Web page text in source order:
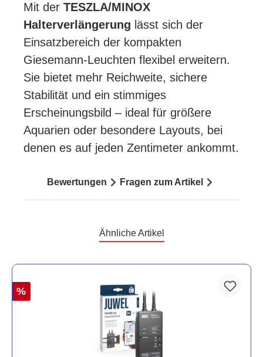
Mit der TESZLA/MINOX
Halterverlängerung lässt sich der
Einsatzbereich der kompakten
Giesemann-Leuchten flexibel erweitern.
Sie bietet mehr Reichweite, sichere
Stabilität und ein stimmiges
Erscheinungsbild – ideal für größere
Aquarien oder besondere Layouts, bei
denen es auf jeden Zentimeter ankommt.
Bewertungen Fragen zum Artikel
Ähnliche Artikel
%